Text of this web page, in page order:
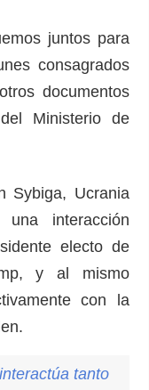
juntos para
consagrados
documentos
Ministerio de
Sybiga, Ucrania
interacción
electo de
y al mismo
con la
tanto